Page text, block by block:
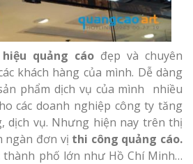
quảng cáo đẹp và chuyên
khách hàng của mình. Dễ dàng
phẩm dịch vụ của mình nhiều
các doanh nghiệp công ty tăng
dịch vụ. Nhưng hiện nay trên thị
ngàn đơn vị thi công quảng cáo.
phố lớn như Hồ Chí Minh…
Làm biển
Nghệ An giá